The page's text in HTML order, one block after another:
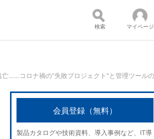
コンテンツ：
検索 マイページ
会員登録（無料）
製品カタログや技術資料、導入事例など、IT導